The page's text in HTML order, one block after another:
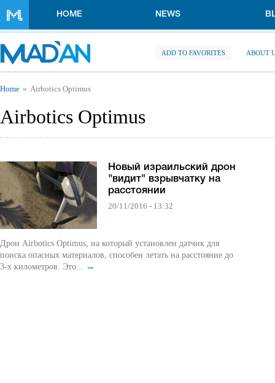
HOME NEWS
ADD TO FAVORITES ABOUT
You are here
Home Airbotics Optimus
Airbotics Optimus
Новый израильский дрон
"видит" взрывчатку на
расстоянии
20/11/2016 - 13:32
Дрон Airbotics Optimus, на который установлен датчик для
поиска опасных материалов, способен летать на расстояние до
3-х километров. Это... →